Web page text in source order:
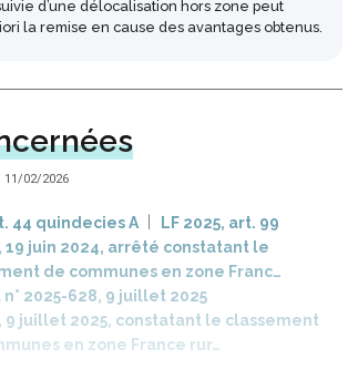
d’une délocalisation hors zone peut
la remise en cause des avantages obtenus.
11/02/2026
44 quindecies A
LF 2025, art. 99
19 juin 2024, arrêté constatant le
de communes en zone Franc…
n° 2025-628, 9 juillet 2025
9 juillet 2025, constatant le classement
en zone France rur…